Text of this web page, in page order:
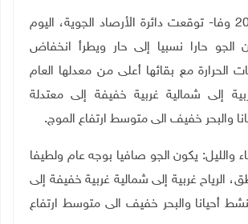
رام الله 5-7-2025 وفا- توقعت دائرة الأرصاد الجوية، اليوم
الجو حارا نسبيا إلى حار ويطرأ انخفاض
مع بقائها أعلى من معدلها العام
إلى شمالية غربية خفيفة إلى معتدلة
والبحر خفيف الى متوسط ارتفاع الموج.
والليل: يكون الجو صافيا بوجه عام ولطيفا
الرياح غربية إلى شمالية غربية خفيفة إلى
أحيانا والبحر خفيف الى متوسط ارتفاع